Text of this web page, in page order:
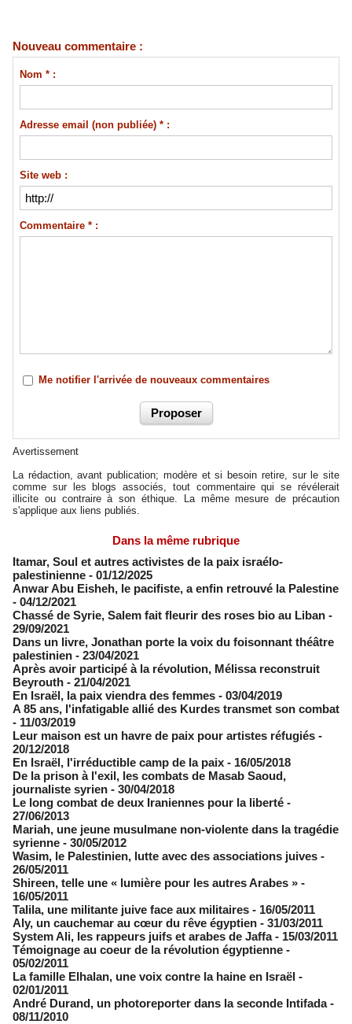
Nouveau commentaire :
Nom * :
Adresse email (non publiée) * :
Site web :
Commentaire * :
Me notifier l'arrivée de nouveaux commentaires
Avertissement
La rédaction, avant publication; modère et si besoin retire, sur le site
comme sur les blogs associés, tout commentaire qui se révélerait
illicite ou contraire à son éthique. La même mesure de précaution
s'applique aux liens publiés.
Dans la même rubrique
Itamar, Soul et autres activistes de la paix israélo-
palestinienne - 01/12/2025
Anwar Abu Eisheh, le pacifiste, a enfin retrouvé la Palestine
- 04/12/2021
Chassé de Syrie, Salem fait fleurir des roses bio au Liban -
29/09/2021
Dans un livre, ​Jonathan porte la voix du foisonnant théâtre
palestinien - 23/04/2021
Après avoir participé à la révolution, Mélissa reconstruit
Beyrouth - 21/04/2021
En Israël, la paix viendra des femmes - 03/04/2019
A 85 ans, l'infatigable allié des Kurdes transmet son combat
- 11/03/2019
Leur maison est un havre de paix pour artistes réfugiés -
20/12/2018
En Israël, l'irréductible camp de la paix - 16/05/2018
De la prison à l'exil, les combats de Masab Saoud,
journaliste syrien - 30/04/2018
Le long combat de deux Iraniennes pour la liberté -
27/06/2013
Mariah, une jeune musulmane non-violente dans la tragédie
syrienne - 30/05/2012
Wasim, le Palestinien, lutte avec des associations juives -
26/05/2011
Shireen, telle une « lumière pour les autres Arabes » -
16/05/2011
Talila, une militante juive face aux militaires - 16/05/2011
Aly, un cauchemar au cœur du rêve égyptien - 31/03/2011
System Ali, les rappeurs juifs et arabes de Jaffa - 15/03/2011
Témoignage au coeur de la révolution égyptienne -
05/02/2011
La famille Elhalan, une voix contre la haine en Israël -
02/01/2011
André Durand, un photoreporter dans la seconde Intifada -
08/11/2010